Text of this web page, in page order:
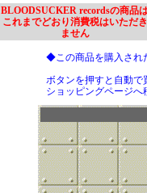
BLOODSUCKER recordsの商品
これまでどおり消費税はいただき
ません
◆この商品を購入され
ボタンを押すと自動で
ショッピングページへ